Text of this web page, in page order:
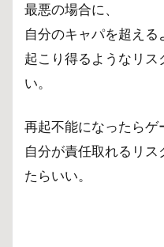
最悪の場合に、
自分のキャパを超える
起こり得るようなリ
い。
再起不能になったらゲ
自分が責任取れるリ
たらいい。